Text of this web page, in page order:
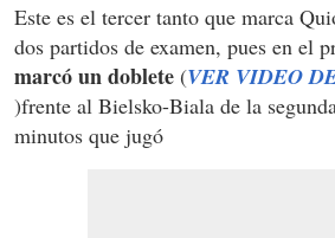
Este es el tercer tanto que marca
dos partidos de examen, pues en el
marcó un doblete (VER VIDEO
)frente al Bielsko-Biala de la
minutos que jugó